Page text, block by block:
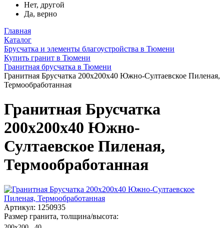
Нет, другой
Да, верно
Главная
Каталог
Брусчатка и элементы благоустройства в Тюмени
Купить гранит в Тюмени
Гранитная брусчатка в Тюмени
Гранитная Брусчатка 200х200x40 Южно-Султаевское Пиленая,
Термообработанная
Гранитная Брусчатка
200х200x40 Южно-
Султаевское Пиленая,
Термообработанная
Артикул: 1250935
Размер гранита, толщина/высота: